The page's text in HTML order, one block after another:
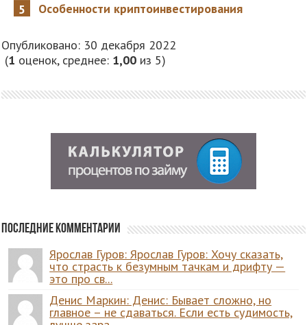
Особенности криптоинвестирования
Опубликовано: 30 декабря 2022
(1 оценок, среднее: 1,00 из 5)
Последние комментарии
Ярослав Гуров: Ярослав Гуров: Хочу сказать,
что страсть к безумным тачкам и дрифту —
это про св...
Денис Маркин: Денис: Бывает сложно, но
главное – не сдаваться. Если есть судимость,